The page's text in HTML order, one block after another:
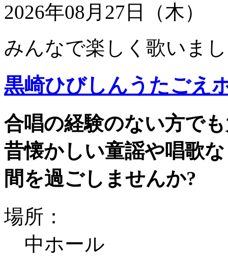
2026年08月27日（木）
みんなで楽しく歌いま
黒崎ひびしんうたごえ
合唱の経験のない方で
昔懐かしい童謡や唱歌
間を過ごしませんか?
場所：
中ホール